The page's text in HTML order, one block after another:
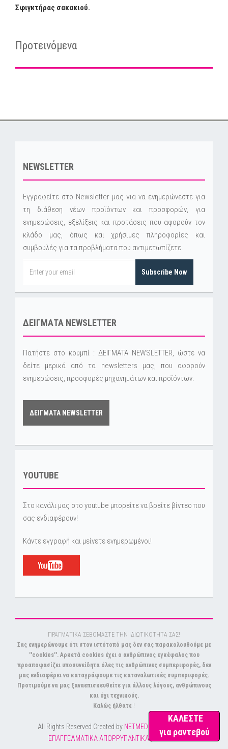
Σφιγκτήρας σακακιού.
Προτεινόμενα
NEWSLETTER
Εγγραφείτε στο Newsletter μας για να ενημερώνεστε για
τη διάθεση νέων προϊόντων και προσφορών, για
ενημερώσεις, εξελίξεις και προτάσεις που αφορούν τον
κλάδο μας, όπως και χρήσιμες πληροφορίες και
συμβουλές για τα προβλήματα που αντιμετωπίζετε.
Subscribe Now
ΔΕΙΓΜΑΤΑ NEWSLETTER
Πατήστε στο κουμπί : ΔΕΙΓΜΑΤΑ NEWSLETTER, ώστε να
δείτε μερικά από τα newsletters μας, που αφορούν
ενημερώσεις, προσφορές μηχανημάτων και προϊόντων.
ΔΕΙΓΜΑΤΑ NEWSLETTER
YOUTUBE
Στο κανάλι μας στο youtube μπορείτε να βρείτε βίντεο που
σας ενδιαφέρουν!
Κάντε εγγραφή και μείνετε ενημερωμένοι!
ΠΡΑΓΜΑΤΙΚΑ ΣΕΒΟΜΑΣΤΕ ΤΗΝ ΙΔΙΩΤΙΚΟΤΗΤΑ ΣΑΣ!
Σας ενημερώνουμε ότι στον ιστότοπό μας δεν σας παρακολουθούμε με
''cookies''. Αρκετά cookies έχει ο ανθρώπινος εγκέφαλος που
προαποφασίζει υποσυνείδητα όλες τις ανθρώπινες συμπεριφορές, δεν
μας ενδιαφέρει να καταγράφουμε τις καταναλωτικές συμπεριφορές.
Προτιμούμε να μας ξαναεπισκευθείτε για άλλους λόγους, ανθρώπινους
και όχι τεχνικούς.
Καλώς ήλθατε !
All Rights Reserved Created by NETMEDIA
ΕΠΑΓΓΕΛΜΑΤΙΚΑ ΑΠΟΡΡΥΠΑΝΤΙΚΑ| SITEMAP
ΚΑΛΕΣΤΕ
για ραντεβού